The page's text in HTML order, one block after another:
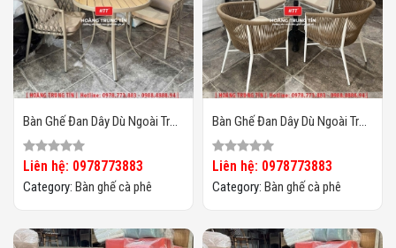
Bàn Ghế Đan Dây Dù Ngoài Trời
HTT06
Liên hệ: 0978773883
Category: Bàn ghế cà phê
Bàn Ghế Đan Dây Dù Ngoài Trời
HTT05
Liên hệ: 0978773883
Category: Bàn ghế cà phê